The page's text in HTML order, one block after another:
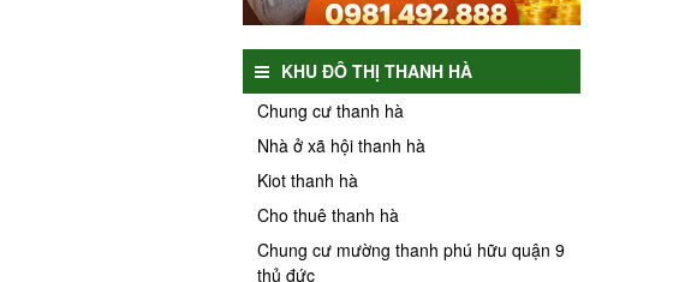
KHU ĐÔ THỊ THANH HÀ
Chung cư thanh hà
Nhà ở xã hội thanh hà
Kiot thanh hà
Cho thuê thanh hà
Chung cư mường thanh phú hữu quận 9
thủ đức